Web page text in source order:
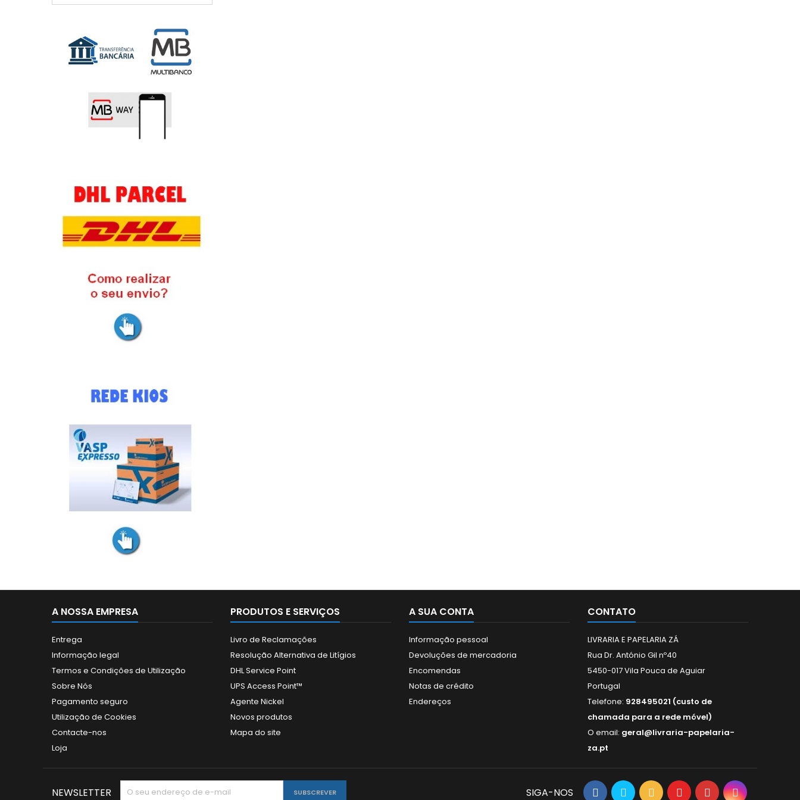
A NOSSA EMPRESA
Entrega
Informação legal
Termos e Condições de Utilização
Sobre Nós
Pagamento seguro
Utilização de Cookies
Contacte-nos
Loja
PRODUTOS E SERVIÇOS
Livro de Reclamações
Resolução Alternativa de Litígios
DHL Service Point
UPS Access Point™
Agente Nickel
Novos produtos
Mapa do site
A SUA CONTA
Informação pessoal
Devoluções de mercadoria
Encomendas
Notas de crédito
Endereços
CONTATO
LIVRARIA E PAPELARIA ZÁ
Rua Dr. António Gil nº40
5450-017 Vila Pouca de Aguiar
Portugal
Telefone: 928495021 (custo de
chamada para a rede móvel)
O email: geral@livraria-papelaria-
za.pt
NEWSLETTER SIGA-NOS